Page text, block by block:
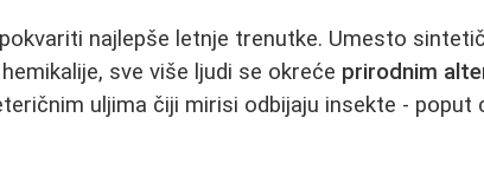
najlepše letnje trenutke. Umesto
sve više ljudi se okreće prirodnim
uljima čiji mirisi odbijaju insekte - poput